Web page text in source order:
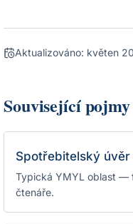
Aktualizováno: květen
Související pojmy
Spotřebitelský úvěr
Typická YMYL oblast —
čtenáře.